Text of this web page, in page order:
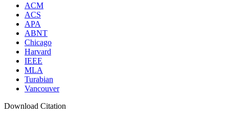
ACM
ACS
APA
ABNT
Chicago
Harvard
IEEE
MLA
Turabian
Vancouver
Download Citation